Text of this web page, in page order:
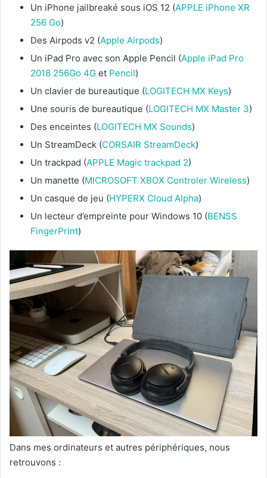
Un iPhone jailbreaké sous iOS 12 (APPLE iPhone XR
256 Go)
Des Airpods v2 (Apple Airpods)
Un iPad Pro avec son Apple Pencil (Apple iPad Pro
2018 256Go 4G et Pencil)
Un clavier de bureautique (LOGITECH MX Keys)
Une souris de bureautique (LOGITECH MX Master 3)
Des enceintes (LOGITECH MX Sounds)
Un StreamDeck (CORSAIR StreamDeck)
Un trackpad (APPLE Magic trackpad 2)
Un manette (MICROSOFT XBOX Controler Wireless)
Un casque de jeu (HYPERX Cloud Alpha)
Un lecteur d’empreinte pour Windows 10 (BENSS
FingerPrint)
Dans mes ordinateurs et autres périphériques, nous
retrouvons :